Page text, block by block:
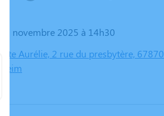
17 novembre 2025 à 14h30
Aurélie, 2 rue du presbytère, 67870